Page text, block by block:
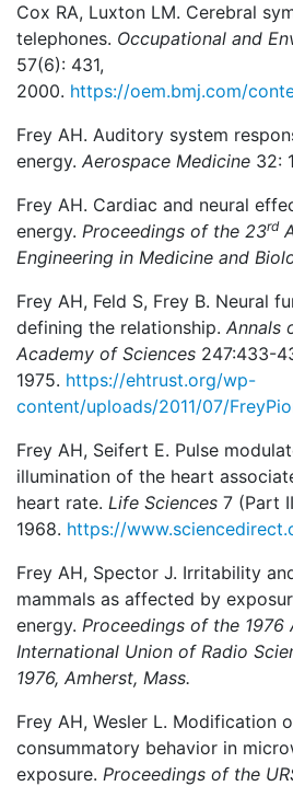
Cox RA, Luxton LM. Cerebral
telephones. Occupational and
57(6): 431,
2000. https://oem.bmj.com/
Frey AH. Auditory system
energy. Aerospace Medicine 32:
Frey AH. Cardiac and neural
energy. Proceedings of the 23rd
Engineering in Medicine and
Frey AH, Feld S, Frey B. Neural
defining the relationship. Annals
Academy of Sciences 247:433-
1975. https://ehtrust.org/wp-
content/uploads/2011/07/
Frey AH, Seifert E. Pulse
illumination of the heart
heart rate. Life Sciences 7 (Part
1968. https://
Frey AH, Spector J. Irritability
mammals as affected by
energy. Proceedings of the 1976
International Union of Radio
1976, Amherst, Mass.
Frey AH, Wesler L. Modification
consummatory behavior in
exposure. Proceedings of the